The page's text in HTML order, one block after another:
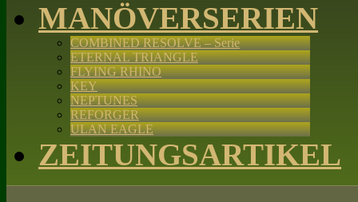
MANÖVERSERIEN
COMBINED RESOLVE – Serie
ETERNAL TRIANGLE
FLYING RHINO
KEY
NEPTUNES
REFORGER
ULAN EAGLE
ZEITUNGSARTIKEL